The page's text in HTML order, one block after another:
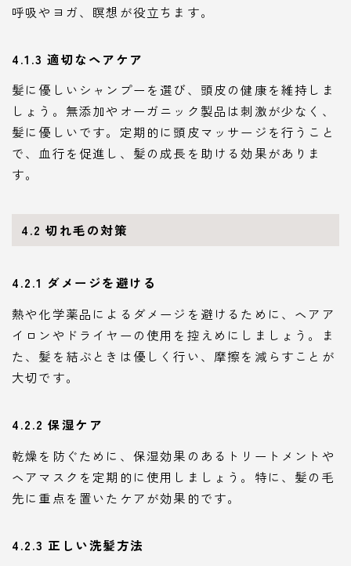
呼吸やヨガ、瞑想が役立ちます。
4.1.3 適切なヘアケア
髪に優しいシャンプーを選び、頭皮の健康を維持しま
しょう。無添加やオーガニック製品は刺激が少なく、
髪に優しいです。定期的に頭皮マッサージを行うこと
で、血行を促進し、髪の成長を助ける効果がありま
す。
4.2 切れ毛の対策
4.2.1 ダメージを避ける
熱や化学薬品によるダメージを避けるために、ヘアア
イロンやドライヤーの使用を控えめにしましょう。ま
た、髪を結ぶときは優しく行い、摩擦を減らすことが
大切です。
4.2.2 保湿ケア
乾燥を防ぐために、保湿効果のあるトリートメントや
ヘアマスクを定期的に使用しましょう。特に、髪の毛
先に重点を置いたケアが効果的です。
4.2.3 正しい洗髪方法